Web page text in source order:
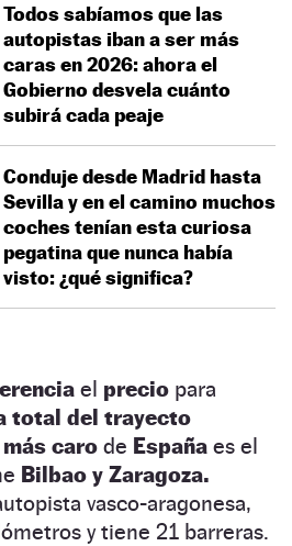
Todos sabíamos que las
autopistas iban a ser más
caras en 2026: ahora el
Gobierno desvela cuánto
subirá cada peaje
Conduje desde Madrid hasta
Sevilla y en el camino muchos
coches tenían esta curiosa
pegatina que nunca había
visto: ¿qué significa?
el precio para
total del trayecto
caro de España es el
Bilbao y Zaragoza.
vasco-aragonesa,
y tiene 21 barreras.